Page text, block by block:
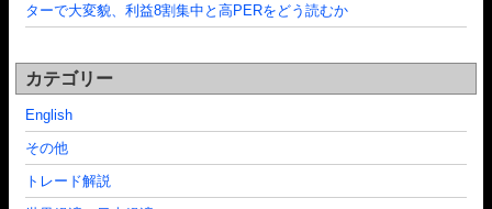
ターで大変貌、利益8割集中と高PERをどう読むか
カテゴリー
English
その他
トレード解説